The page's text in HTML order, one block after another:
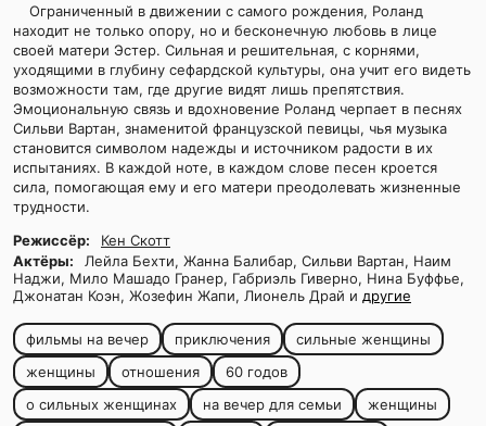
Ограниченный в движении с самого рождения, Роланд
находит не только опору, но и бесконечную любовь в лице
своей матери Эстер. Сильная и решительная, с корнями,
уходящими в глубину сефардской культуры, она учит его видеть
возможности там, где другие видят лишь препятствия.
Эмоциональную связь и вдохновение Роланд черпает в песнях
Сильви Вартан, знаменитой французской певицы, чья музыка
становится символом надежды и источником радости в их
испытаниях. В каждой ноте, в каждом слове песен кроется
сила, помогающая ему и его матери преодолевать жизненные
трудности.
Режиссёр:
Кен Скотт
Актёры:
Лейла Бехти, Жанна Балибар, Сильви Вартан, Наим
Наджи, Мило Машадо Гранер, Габриэль Гиверно, Нина Буффье,
Джонатан Коэн, Жозефин Жапи, Лионель Драй и другие
фильмы на вечер приключения
сильные женщины
женщины
отношения
60 годов
о сильных женщинах
на вечер для семьи
женщины